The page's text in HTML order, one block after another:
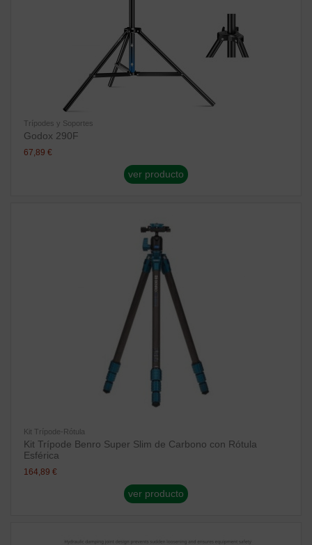
Trípodes y Soportes
Godox 290F
67,89 €
ver producto
Kit Trípode-Rótula
Kit Trípode Benro Super Slim de Carbono con Rótula
Esférica
164,89 €
ver producto